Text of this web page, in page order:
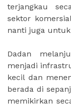
terjangkau
sektor
nanti juga
Dadan
menjadi
kecil dan
berada di
memikirkan